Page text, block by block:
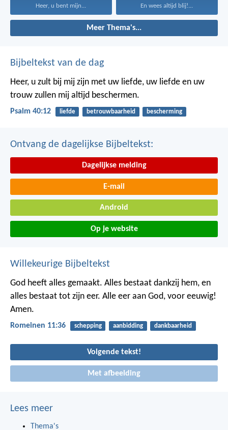
Heer, u bent mijn... En wees altijd blij!...
Meer Thema's...
Bijbeltekst van de dag
Heer, u zult bij mij zijn met uw liefde, uw liefde en uw
trouw zullen mij altijd beschermen.
Psalm 40:12 liefde betrouwbaarheid bescherming
Ontvang de dagelijkse Bijbeltekst:
Dagelijkse melding
E-mail
Android
Op je website
Willekeurige Bijbeltekst
God heeft alles gemaakt. Alles bestaat dankzij hem, en
alles bestaat tot zijn eer. Alle eer aan God, voor eeuwig!
Amen.
Romeinen 11:36 schepping aanbidding dankbaarheid
Volgende tekst!
Met afbeelding
Lees meer
Thema's